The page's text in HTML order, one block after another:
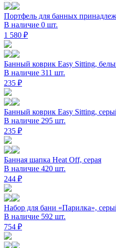
Портфель для банных
В наличие 0 шт.
1 580 ₽
Банный коврик Easy Sitting,
В наличие 311 шт.
235 ₽
Банный коврик Easy Sitting,
В наличие 295 шт.
235 ₽
Банная шапка Heat Off, серая
В наличие 420 шт.
244 ₽
Набор для бани «Парилка»,
В наличие 592 шт.
754 ₽